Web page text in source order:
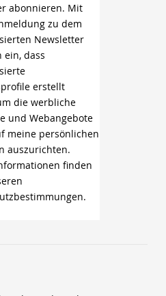
abonnieren. Mit
zu dem
Newsletter
ein, dass
erstellt
die werbliche
und Webangebote
meine persönlichen
auszurichten.
finden